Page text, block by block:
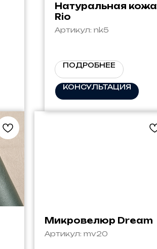
Натуральная кожа
Rio
Артикул: nk5
ПОДРОБНЕЕ
КОНСУЛЬТАЦИЯ
Микровелюр Dream
Артикул: mv20